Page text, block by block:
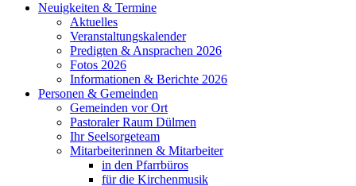
Neuigkeiten & Termine
Aktuelles
Veranstaltungskalender
Predigten & Ansprachen 2026
Fotos 2026
Informationen & Berichte 2026
Personen & Gemeinden
Gemeinden vor Ort
Pastoraler Raum Dülmen
Ihr Seelsorgeteam
Mitarbeiterinnen & Mitarbeiter
in den Pfarrbüros
für die Kirchenmusik